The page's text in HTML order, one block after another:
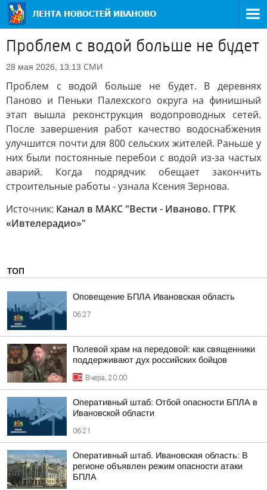
Проблем с водой больше не будет
28 мая 2026, 13:13 СМИ
Проблем с водой больше не будет. В деревнях
Паново и Пеньки Палехского округа на финишный
этап вышла реконструкция водопроводных сетей.
После завершения работ качество водоснабжения
улучшится почти для 800 сельских жителей. Раньше у
них были постоянные перебои с водой из-за частых
аварий. Когда подрядчик обещает закончить
строительные работы - узнала Ксения Зернова.
Источник: Канал в МАКС "Вести - Иваново. ГТРК
«Ивтелерадио»"
ТОП
Оповещение БПЛА Ивановская область
06:27
Полевой храм на передовой: как священники
поддерживают дух российских бойцов
Вчера, 20:00
Оперативный штаб: Отбой опасности БПЛА в
Ивановской области
06:21
Оперативный штаб. Ивановская область: В
регионе объявлен режим опасности атаки
БПЛА